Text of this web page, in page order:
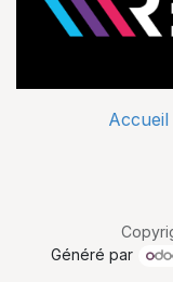
Accueil
Généré par